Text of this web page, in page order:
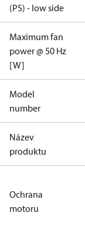
(PS) - low side
Maximum fan
power @ 50 Hz
[W]
Model
number
Název
produktu
Ochrana
motoru